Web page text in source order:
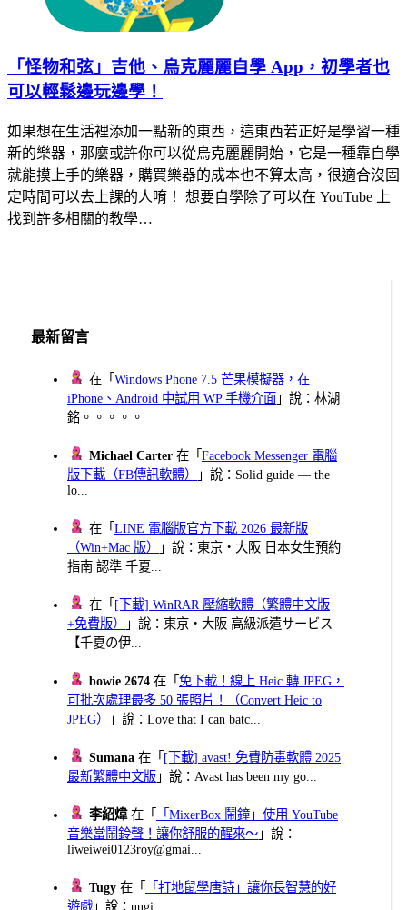
「怪物和弦」吉他、烏克麗麗自學 App，初學者也
可以輕鬆邊玩邊學！
如果想在生活裡添加一點新的東西，這東西若正好是學習一種
新的樂器，那麼或許你可以從烏克麗麗開始，它是一種靠自學
就能摸上手的樂器，購買樂器的成本也不算太高，很適合沒固
定時間可以去上課的人唷！ 想要自學除了可以在 YouTube 上
找到許多相關的教學…
最新留言
在「Windows Phone 7.5 芒果模擬器，在
iPhone、Android 中試用 WP 手機介面 」說：林湖
銘。。。。。
Michael Carter 在「Facebook Messenger 電腦
版下載（FB傳訊軟體）
」說：Solid guide — the
lo...
在「LINE 電腦版官方下載 2026 最新版
（Win+Mac 版）
」說：東京・大阪 日本女生預約
指南 認準 千夏...
在「 [下載] WinRAR 壓縮軟體（繁體中文版
+免費版）
」說：東京・大阪 高級派遣サービス
【千夏の伊...
bowie 2674 在「免下載！線上 Heic 轉 JPEG，
可批次處理最多 50 張照片！（Convert Heic to
JPEG）
」說：Love that I can batc...
Sumana 在「 [下載] avast! 免費防毒軟體 2025
最新繁體中文版 」說：Avast has been my go...
李紹煒在「
「MixerBox 鬧鐘」使用 YouTube
音樂當鬧鈴聲！讓你舒服的醒來～ 」說：
liweiwei0123roy@gmai...
Tugy 在「
「打地鼠學唐詩」讓你長智慧的好
遊戲 」說：uugi